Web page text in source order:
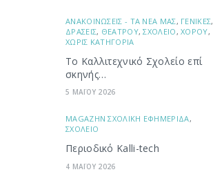
ΑΝΑΚΟΙΝΩΣΕΙΣ - ΤΑ ΝΕΑ ΜΑΣ, ΓΕΝΙΚΕΣ,
ΔΡΑΣΕΙΣ, ΘΕΑΤΡΟΥ,ΣΧΟΛΕΙΟ ,ΧΟΡΟΥ,
ΧΩΡΙΣ ΚΑΤΗΓΟΡΙΑ
Το Καλλιτεχνικό Σχολείο επί
σκηνής…
5 ΜΑΪΟΥ 2026
ΜAGAZHN ΣΧΟΛΙΚΗ ΕΦΗΜΕΡΙΔΑ,
ΣΧΟΛΕΙΟ
Περιοδικό Kalli-tech
4 ΜΑΪΟΥ 2026